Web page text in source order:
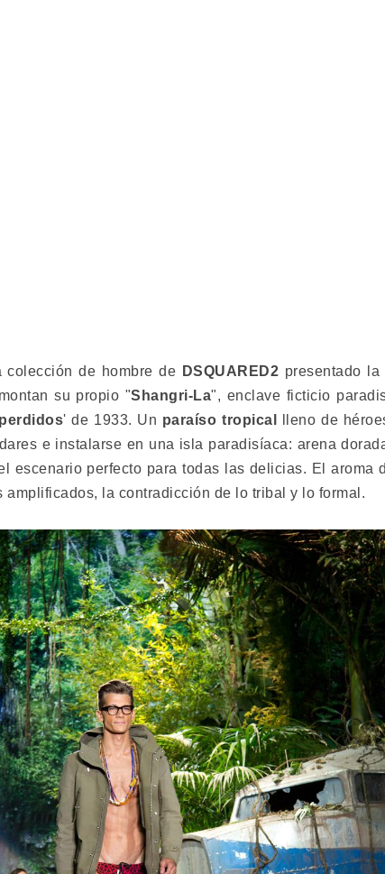
colección de hombre de DSQUARED2 presentado
su propio "Shangri-La", enclave ficticio
' de 1933. Un paraíso tropical
lleno de
e instalarse en una isla paradisíaca: arena
escenario perfecto para todas las delicias. El aroma
amplificados, la contradicción de lo tribal y lo formal.